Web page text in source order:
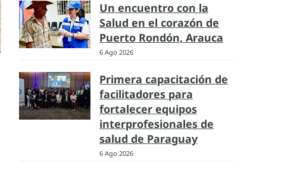
Un encuentro con la
Salud en el corazón de
Puerto Rondón, Arauca
6 Ago 2026
Primera capacitación de
facilitadores para
fortalecer equipos
interprofesionales de
salud de Paraguay
6 Ago 2026